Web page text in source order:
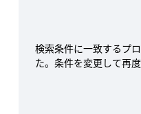
検索条件に一致するプ
た。条件を変更して再